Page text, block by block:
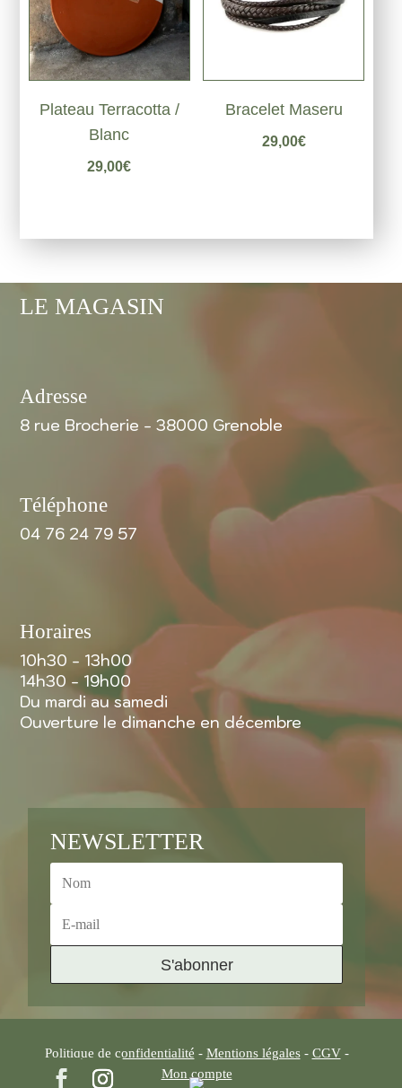
Plateau Terracotta /
Blanc
29,00€
Bracelet Maseru
29,00€
LE MAGASIN
Adresse
8 rue Brocherie - 38000 Grenoble
Téléphone
04 76 24 79 57
Horaires
10h30 - 13h00
14h30 - 19h00
Du mardi au samedi
Ouverture le dimanche en décembre
NEWSLETTER
S'abonner
Politique de confidentialité - Mentions légales- CGV-
Mon compte